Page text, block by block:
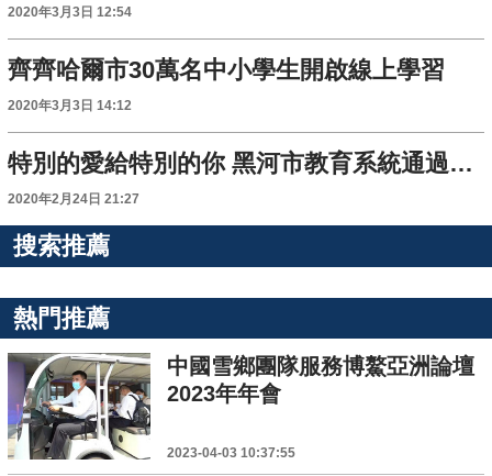
2020年3月3日 12:54
齊齊哈爾市30萬名中小學生開啟線上學習
2020年3月3日 14:12
特別的愛給特別的你 黑河市教育系統通過“一次特殊的家訪”溫暖“四類”學生
2020年2月24日 21:27
搜索推薦
熱門推薦
中國雪鄉團隊服務博鰲亞洲論壇
2023年年會
2023-04-03 10:37:55